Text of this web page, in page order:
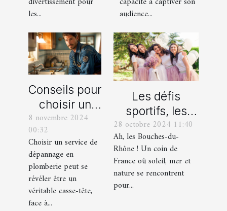
les...
audience...
Conseils pour
choisir un
bon service
dépannage
en plomberie
8 novembre 2024
00:32
Choisir un service de
dépannage en
plomberie peut se
révéler être un
véritable casse-tête,
face à...
Les défis
sportifs, les
incontournables
de toute
organisation
d’EVG et EVJF
28 octobre 2024 11:40
Ah, les Bouches-du-
Rhône ! Un coin de
France où soleil, mer et
nature se rencontrent
pour...